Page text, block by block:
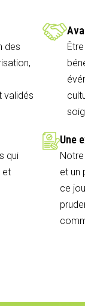
des
validés
qui
et
Une
et un
ce